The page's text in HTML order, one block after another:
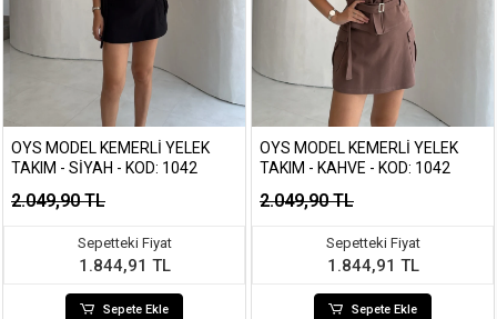
OYS MODEL KEMERLI YELEK
TAKIM - SIYAH - KOD: 1042
2.049,90 TL
Sepetteki Fiyat
1.844,91 TL
Sepete Ekle
OYS MODEL KEMERLI YELEK
TAKIM - KAHVE - KOD: 1042
2.049,90 TL
Sepetteki Fiyat
1.844,91 TL
Sepete Ekle